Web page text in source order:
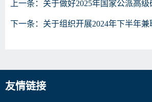
上一条： 关于做好2025年国家公派高级研究学者、访问学者（含
下一条： 关于组织开展2024年下半年兼职教授及企业
友情链接